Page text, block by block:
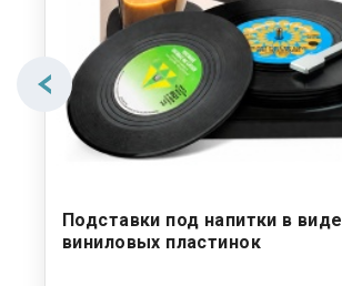
Подставки под напитки в виде
виниловых пластинок